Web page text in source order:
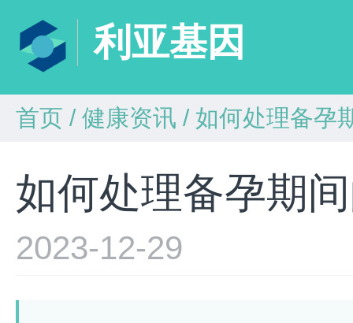
利亚基因
首页 / 健康资讯 / 如何处理备孕
如何处理备孕期
2023-12-29